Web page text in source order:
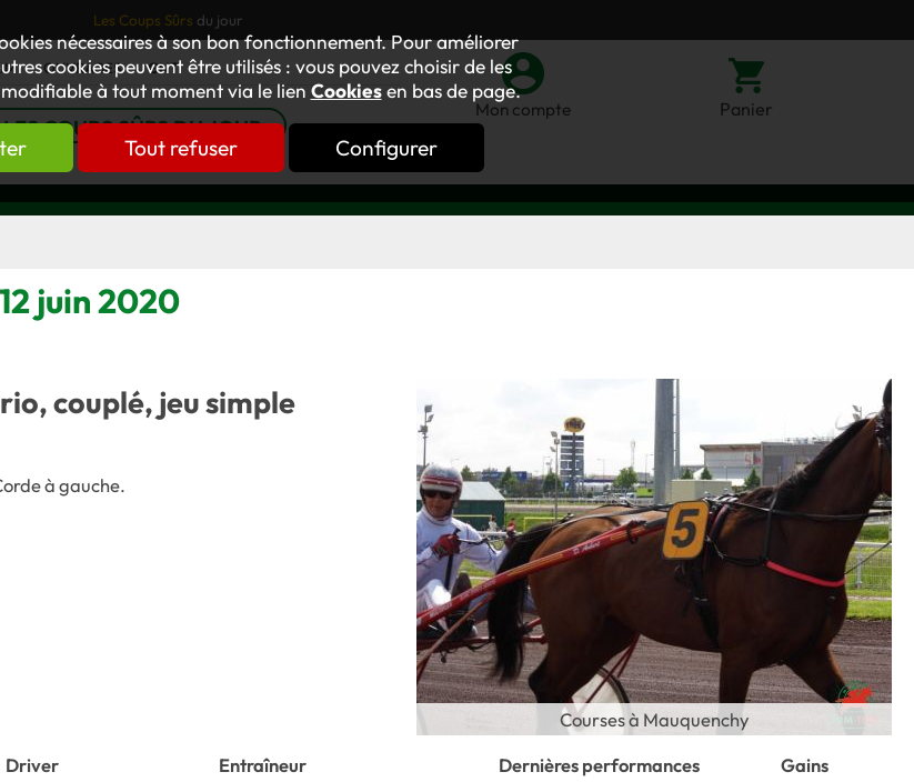
nécessaires à son bon fonctionnement. Pour améliorer
cookies peuvent être utilisés : vous pouvez choisir de les
à tout moment via le lien Cookiesen bas de page.
Tout refuser Configurer
Les Coups Sûrs du jour
OUVRAGES GNT
LES COUPS SÛRS DU JOUR
Mon compte Panier
juin 2020
Courses à Mauquenchy
couplé, jeu simple
à gauche.
Driver Entraîneur Dernières performances
Gains